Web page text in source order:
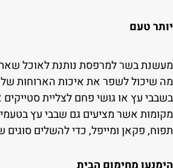
יותר טעם
מעשנת בשר למרפסת נותנת לאוכל
מה שיכול לשפר את איכות הארוחות
בשבבי עץ או גושי פחם לצליית
מקומות אשר מציעים גם שבבי עץ
תפוח, פקאן ומייפל, כדי להשלים סוגים